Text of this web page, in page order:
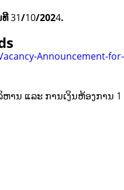
ທີ31/10/2024.
Announcement-
ານ ແລະ ການເງິນຫ້ອງການ